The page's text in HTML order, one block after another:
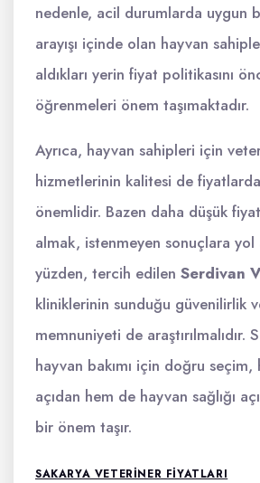
nedenle, acil durumlarda uygun
arayışı içinde olan hayvan
aldıkları yerin fiyat politikasını
öğrenmeleri önem taşımaktadır.
Ayrıca, hayvan sahipleri için
hizmetlerinin kalitesi de
önemlidir. Bazen daha düşük
almak, istenmeyen sonuçlara yol
yüzden, tercih edilen Serdivan
kliniklerinin sunduğu güvenilirlik
memnuniyeti de araştırılmalıdır.
hayvan bakımı için doğru
açıdan hem de hayvan sağlığı
bir önem taşır.
SAKARYA VETERINER FIYATLARI